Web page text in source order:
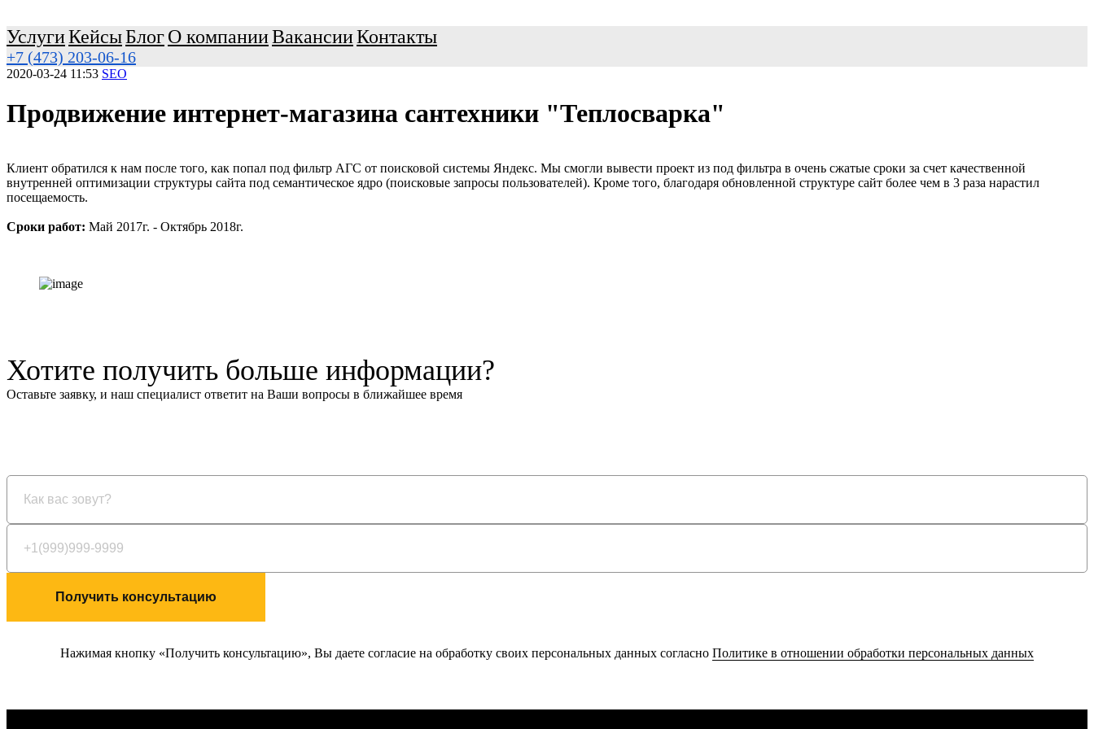
УслугиКейсыБлогО компанииВакансииКонтакты
+7 (473) 203-06-16
2020-03-24 11:53 SEO
Продвижение интернет-магазина сантехники "Теплосварка"
Клиент обратился к нам после того, как попал под фильтр АГС от поисковой системы Яндекс. Мы смогли вывести проект из под фильтра в очень сжатые сроки за счет качественной
внутренней оптимизации структуры сайта под семантическое ядро (поисковые запросы пользователей). Кроме того, благодаря обновленной структуре сайт более чем в 3 раза нарастил
посещаемость.
Сроки работ: Май 2017г. - Октябрь 2018г.
Хотите получить больше информации?
Оставьте заявку, и наш специалист ответит на Ваши вопросы в ближайшее время
Получить консультацию
Нажимая кнопку «Получить консультацию», Вы даете согласие на обработку своих персональных данных согласно Политике в отношении обработки персональных данных